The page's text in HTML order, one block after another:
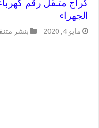
كراج متنقل رقم
الجهراء
مايو 4, 2020 بنشر